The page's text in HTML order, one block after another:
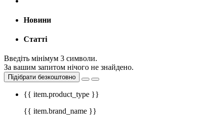
Новини
Статті
Введіть мінімум 3 символи.
За вашим запитом нічого не знайдено.
Підібрати безкоштовно
{{ item.product_type }}
{{ item.brand_name }}